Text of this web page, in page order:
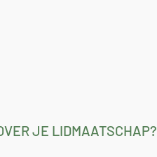
JE LIDMAATSCHAP?